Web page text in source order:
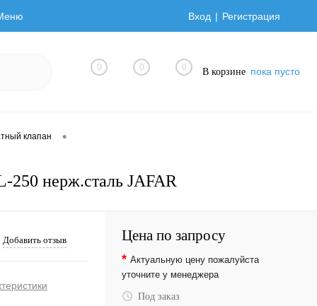
Вход Регистрация
0 0 0 В корзине пока пусто
клапан •
250 нерж.сталь JAFAR
Добавить отзыв Цена по запросу
* Актуальную цену пожалуйста
уточните у менеджера
Под заказ